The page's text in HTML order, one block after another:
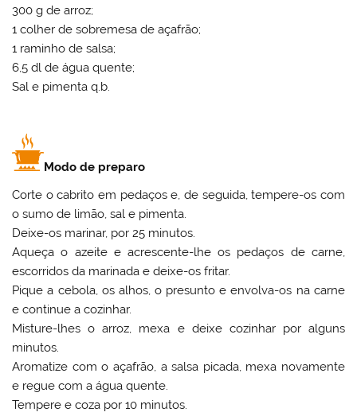
300 g de arroz;
1 colher de sobremesa de açafrão;
1 raminho de salsa;
6,5 dl de água quente;
Sal e pimenta q.b.
Modo de preparo
Corte o cabrito em pedaços e, de seguida, tempere-os com
o sumo de limão, sal e pimenta.
Deixe-os marinar, por 25 minutos.
Aqueça o azeite e acrescente-lhe os pedaços de carne,
escorridos da marinada e deixe-os fritar.
Pique a cebola, os alhos, o presunto e envolva-os na carne
e continue a cozinhar.
Misture-lhes o arroz, mexa e deixe cozinhar por alguns
minutos.
Aromatize com o açafrão, a salsa picada, mexa novamente
e regue com a água quente.
Tempere e coza por 10 minutos.